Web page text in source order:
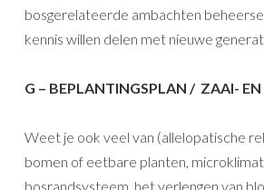
bosgerelateerde ambachten
kennis willen delen met nieuwe
G – BEPLANTINGSPLAN / ZAAI-
Weet je ook veel van (allelopatische
bomen of eetbare planten,
bosrandsysteem, het verlengen van